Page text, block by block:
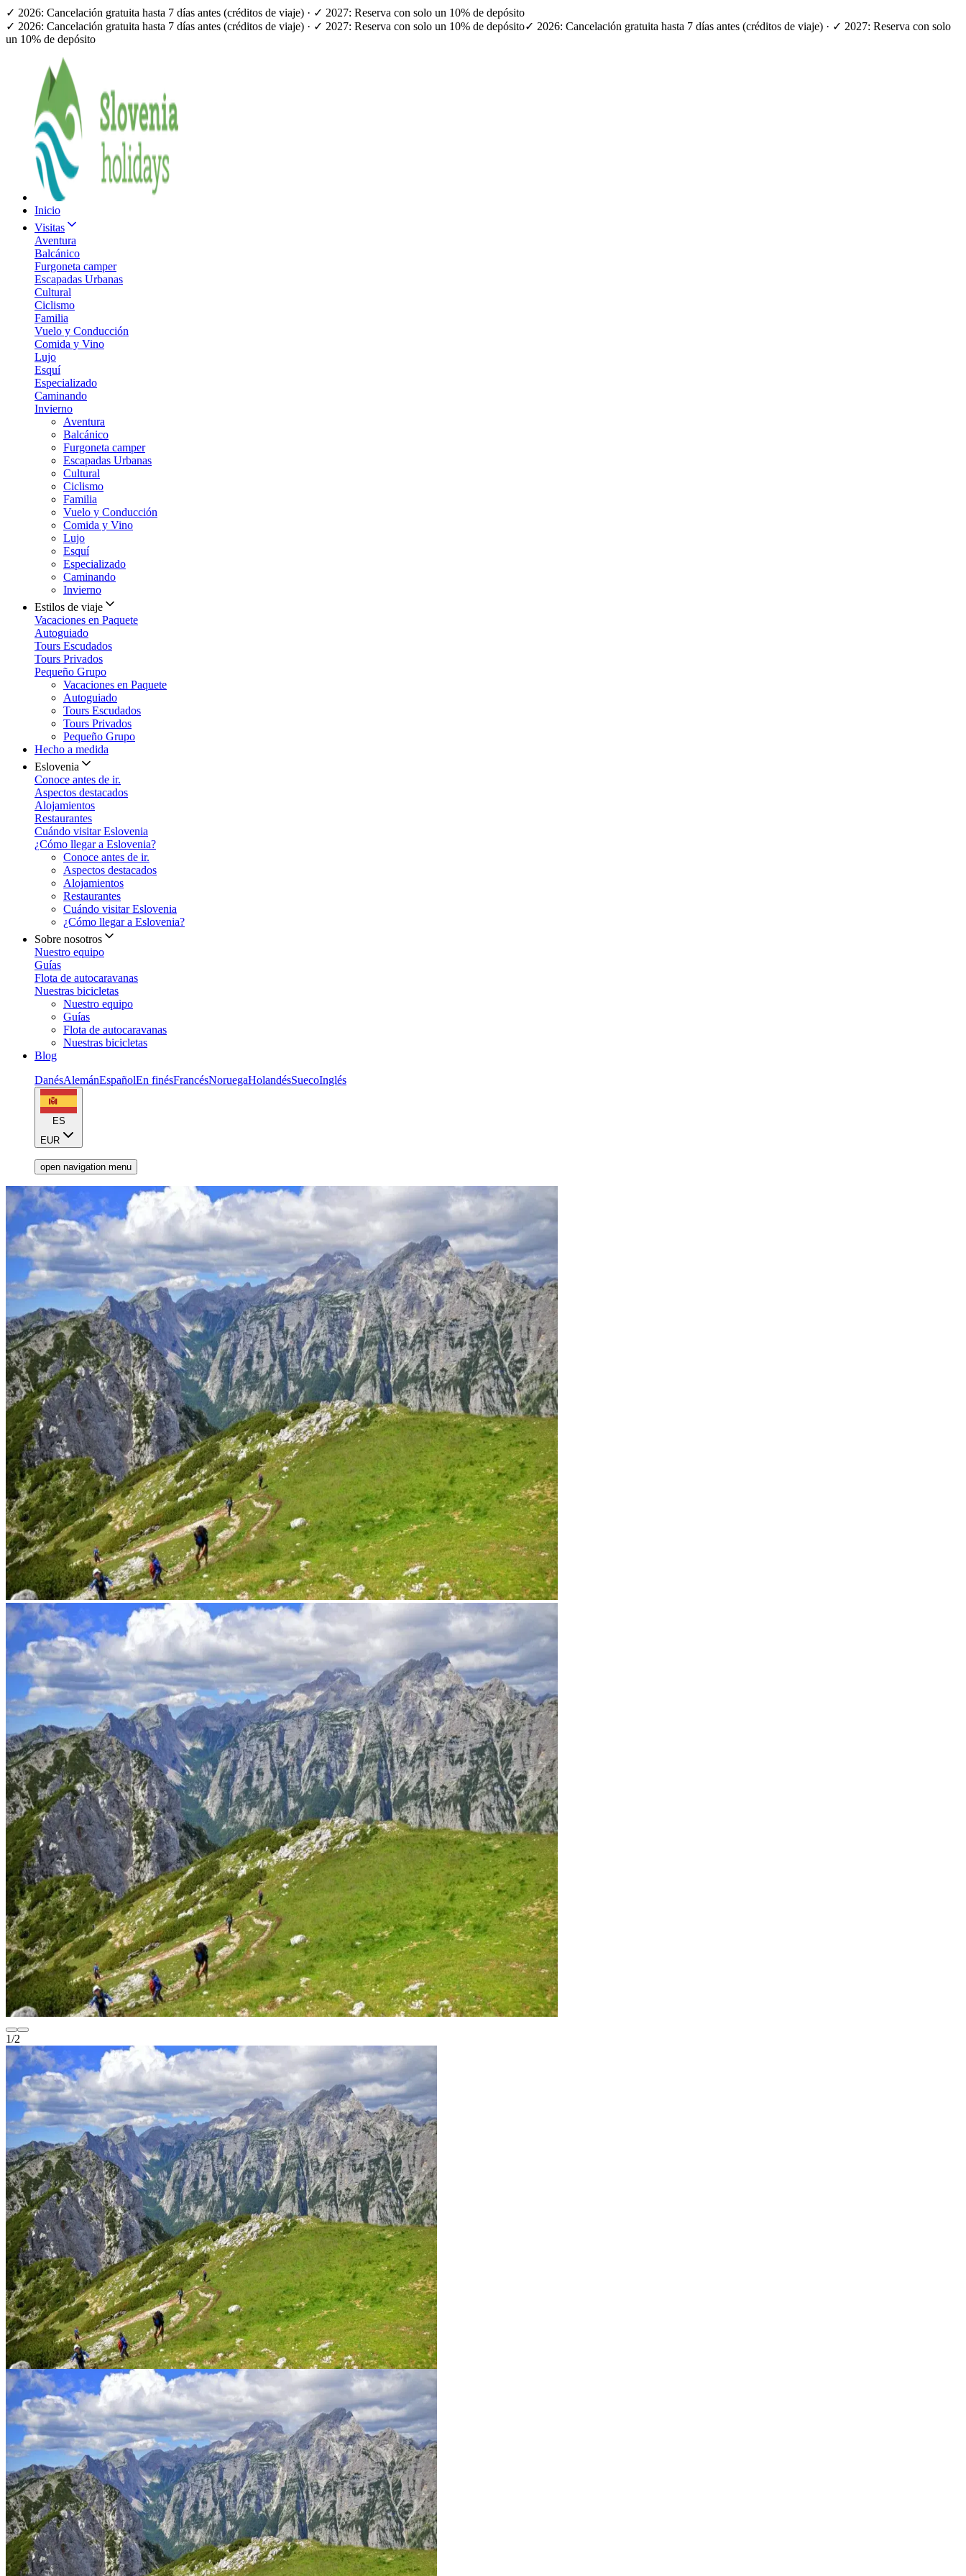
✓ 2026: Cancelación gratuita hasta 7 días antes (créditos de viaje) · ✓ 2027: Reserva con solo un 10% de depósito
✓ 2026: Cancelación gratuita hasta 7 días antes (créditos de viaje) · ✓ 2027: Reserva con solo un 10% de depósito✓ 2026: Cancelación gratuita hasta 7 días antes (créditos de viaje) · ✓ 2027: Reserva con solo
un 10% de depósito
Inicio
Visitas
Aventura
Balcánico
Furgoneta camper
Escapadas Urbanas
Cultural
Ciclismo
Familia
Vuelo y Conducción
Comida y Vino
Lujo
Esquí
Especializado
Caminando
Invierno
Aventura
Balcánico
Furgoneta camper
Escapadas Urbanas
Cultural
Ciclismo
Familia
Vuelo y Conducción
Comida y Vino
Lujo
Esquí
Especializado
Caminando
Invierno
Estilos de viaje
Vacaciones en Paquete
Autoguiado
Tours Escudados
Tours Privados
Pequeño Grupo
Vacaciones en Paquete
Autoguiado
Tours Escudados
Tours Privados
Pequeño Grupo
Hecho a medida
Eslovenia
Conoce antes de ir.
Aspectos destacados
Alojamientos
Restaurantes
Cuándo visitar Eslovenia
¿Cómo llegar a Eslovenia?
Conoce antes de ir.
Aspectos destacados
Alojamientos
Restaurantes
Cuándo visitar Eslovenia
¿Cómo llegar a Eslovenia?
Sobre nosotros
Nuestro equipo
Guías
Flota de autocaravanas
Nuestras bicicletas
Nuestro equipo
Guías
Flota de autocaravanas
Nuestras bicicletas
Blog
DanésAlemánEspañolEn finésFrancésNoruegaHolandésSuecoInglés
ES
EUR
open navigation menu
1/2